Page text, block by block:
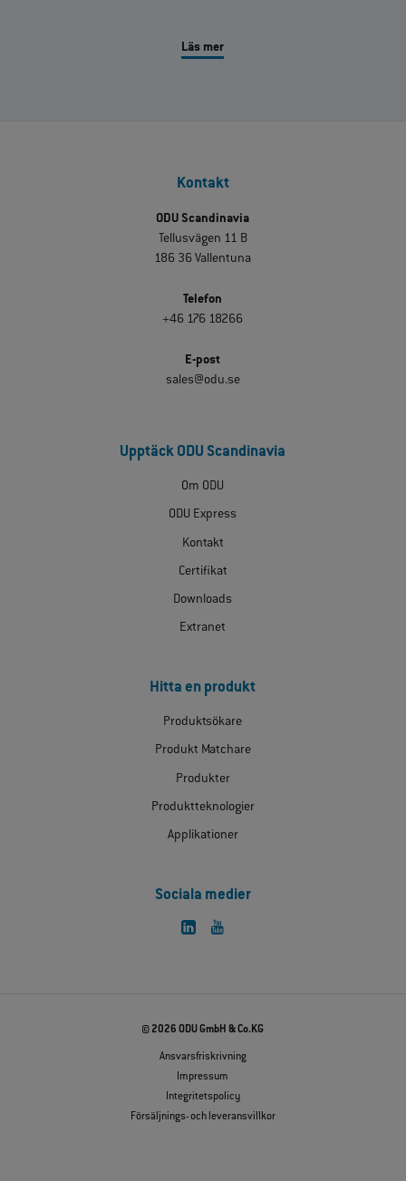
Läs mer
Kontakt
ODU Scandinavia
Tellusvägen 11 B
186 36 Vallentuna
Telefon
+46 176 18266
E-post
sales@odu.se
Upptäck ODU Scandinavia
Om ODU
ODU Express
Kontakt
Certifikat
Downloads
Extranet
Hitta en produkt
Produktsökare
Produkt Matchare
Produkter
Produktteknologier
Applikationer
Sociala medier
© 2026 ODU GmbH & Co.KG
Ansvarsfriskrivning
Impressum
Integritetspolicy
Försäljnings- och leveransvillkor